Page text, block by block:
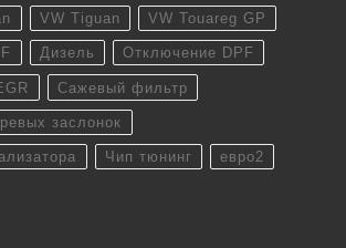
VW Tiguan VW Touareg GP
Дизель Отключение DPF
Сажевый фильтр
заслонок
Чип тюнинг евро2